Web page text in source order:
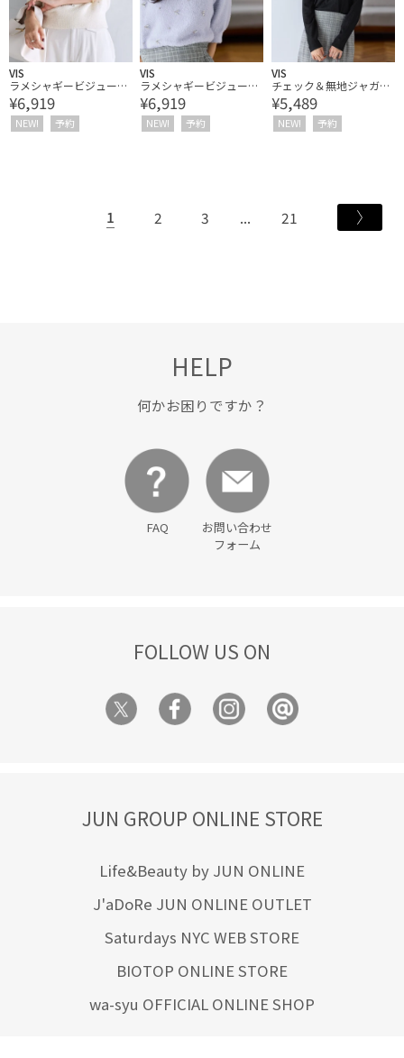
VIS
ラメシャギービジューニ
ットプルオーバー
¥6,919
NEW! 予約
VIS
ラメシャギービジューニ
ットプルオーバー
¥6,919
NEW! 予約
VIS
チェック＆無地ジャガー
ドオフショル風プルオー
バー
¥5,489
NEW! 予約
1 2 3 21
HELP
何かお困りですか？
FAQ
お問い合わせ
フォーム
FOLLOW US ON
JUN GROUP ONLINE STORE
Life&Beauty by JUN ONLINE
J'aDoRe JUN ONLINE OUTLET
Saturdays NYC WEB STORE
BIOTOP ONLINE STORE
wa-syu OFFICIAL ONLINE SHOP